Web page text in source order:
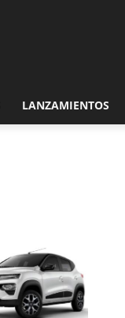
LANZAMIENTOS